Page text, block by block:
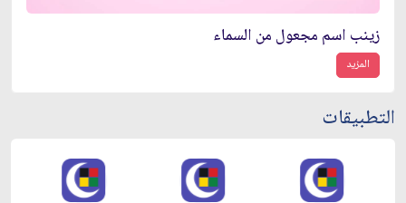
زينب اسم مجعول من السماء
المزيد
التطبيقات